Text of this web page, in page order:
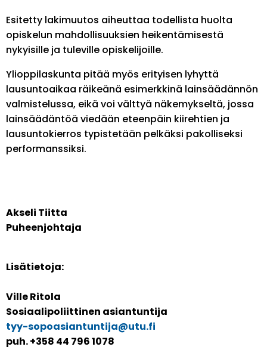
Esitetty lakimuutos aiheuttaa todellista huolta
opiskelun mahdollisuuksien heikentämisestä
nykyisille ja tuleville opiskelijoille.
Ylioppilaskunta pitää myös erityisen lyhyttä
lausuntoaikaa räikeänä esimerkkinä lainsäädännön
valmistelussa, eikä voi välttyä näkemykseltä, jossa
lainsäädäntöä viedään eteenpäin kiirehtien ja
lausuntokierros typistetään pelkäksi pakolliseksi
performanssiksi.
Akseli Tiitta
Puheenjohtaja
Lisätietoja:
Ville Ritola
Sosiaalipoliittinen asiantuntija
tyy-sopoasiantuntija@utu.fi
puh. +358 44 796 1078